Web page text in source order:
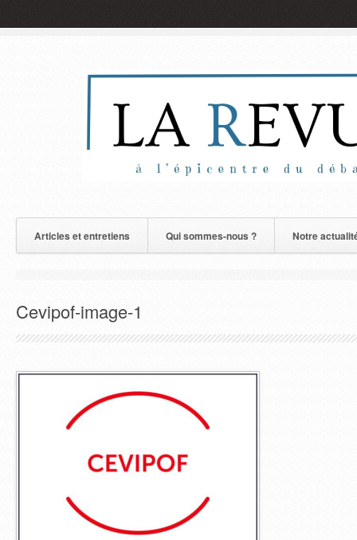
Articles et entretiens Qui sommes-nous ? Notre
Cevipof-image-1